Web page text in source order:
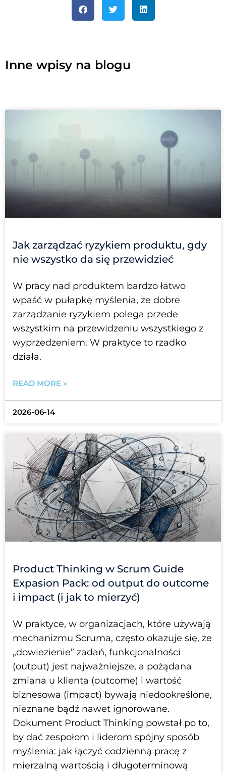
Inne wpisy na blogu
Jak zarządzać ryzykiem produktu, gdy
nie wszystko da się przewidzieć
W pracy nad produktem bardzo łatwo
wpaść w pułapkę myślenia, że dobre
zarządzanie ryzykiem polega przede
wszystkim na przewidzeniu wszystkiego z
wyprzedzeniem. W praktyce to rzadko
działa.
READ MORE »
2026-06-14
Product Thinking w Scrum Guide
Expasion Pack: od output do outcome
i impact (i jak to mierzyć)
W praktyce, w organizacjach, które używają
mechanizmu Scruma, często okazuje się, że
„dowiezienie” zadań, funkcjonalności
(output) jest najważniejsze, a pożądana
zmiana u klienta (outcome) i wartość
biznesowa (impact) bywają niedookreślone,
nieznane bądź nawet ignorowane.
Dokument Product Thinking powstał po to,
by dać zespołom i liderom spójny sposób
myślenia: jak łączyć codzienną pracę z
mierzalną wartością i długoterminową